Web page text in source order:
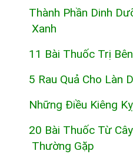
Thành Phần Dinh
Xanh
11 Bài Thuốc Trị
5 Rau Quả Cho Làn
Những Điều Kiêng
20 Bài Thuốc Từ
Thường Gặp